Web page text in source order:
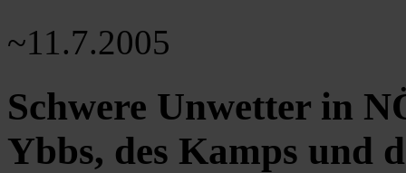
~11.7.2005
Schwere Unwetter in
Ybbs, des Kamps und